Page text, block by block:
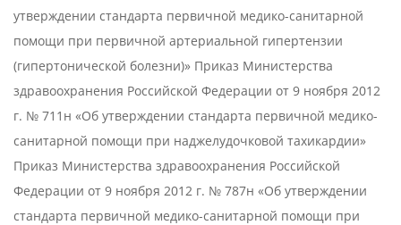
утверждении стандарта первичной медико-санитарной
помощи при первичной артериальной гипертензии
(гипертонической болезни)» Приказ Министерства
здравоохранения Российской Федерации от 9 ноября 2012
г. № 711н «Об утверждении стандарта первичной медико-
санитарной помощи при наджелудочковой тахикардии»
Приказ Министерства здравоохранения Российской
Федерации от 9 ноября 2012 г. № 787н «Об утверждении
стандарта первичной медико-санитарной помощи при